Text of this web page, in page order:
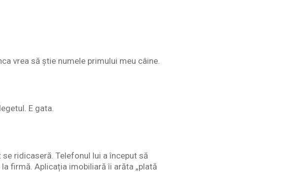
vrea să știe numele primului meu câine.
E gata.
ridicaseră. Telefonul lui a început să
firmă. Aplicația imobiliară îi arăta „plată